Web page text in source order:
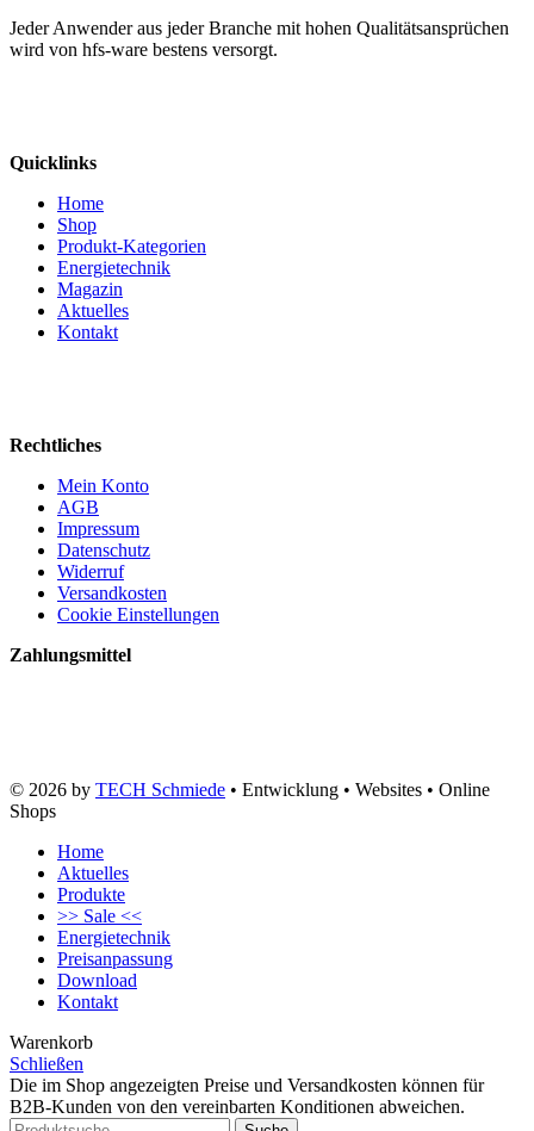
Jeder Anwender aus jeder Branche mit hohen Qualitätsansprüchen
wird von hfs-ware bestens versorgt.
Quicklinks
Home
Shop
Produkt-Kategorien
Energietechnik
Magazin
Aktuelles
Kontakt
Rechtliches
Mein Konto
AGB
Impressum
Datenschutz
Widerruf
Versandkosten
Cookie Einstellungen
Zahlungsmittel
© 2026 by TECH Schmiede • Entwicklung • Websites • Online
Shops
Home
Aktuelles
Produkte
>> Sale <<
Energietechnik
Preisanpassung
Download
Kontakt
Warenkorb
Schließen
Die im Shop angezeigten Preise und Versandkosten können für
B2B-Kunden von den vereinbarten Konditionen abweichen.